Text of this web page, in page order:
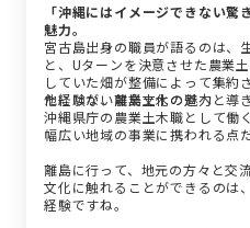
「沖縄にはイメージできない
魅力。
宮古島出身の職員が語るのは、
と、Uターンを決意させた農業
していた畑が整備によって集約
た経験が、農業土木の道へと導
他にはない離島文化の魅力
沖縄県庁の農業土木職として働
幅広い地域の事業に携われる点
離島に行って、地元の方々と交
文化に触れることができるのは
経験ですね。